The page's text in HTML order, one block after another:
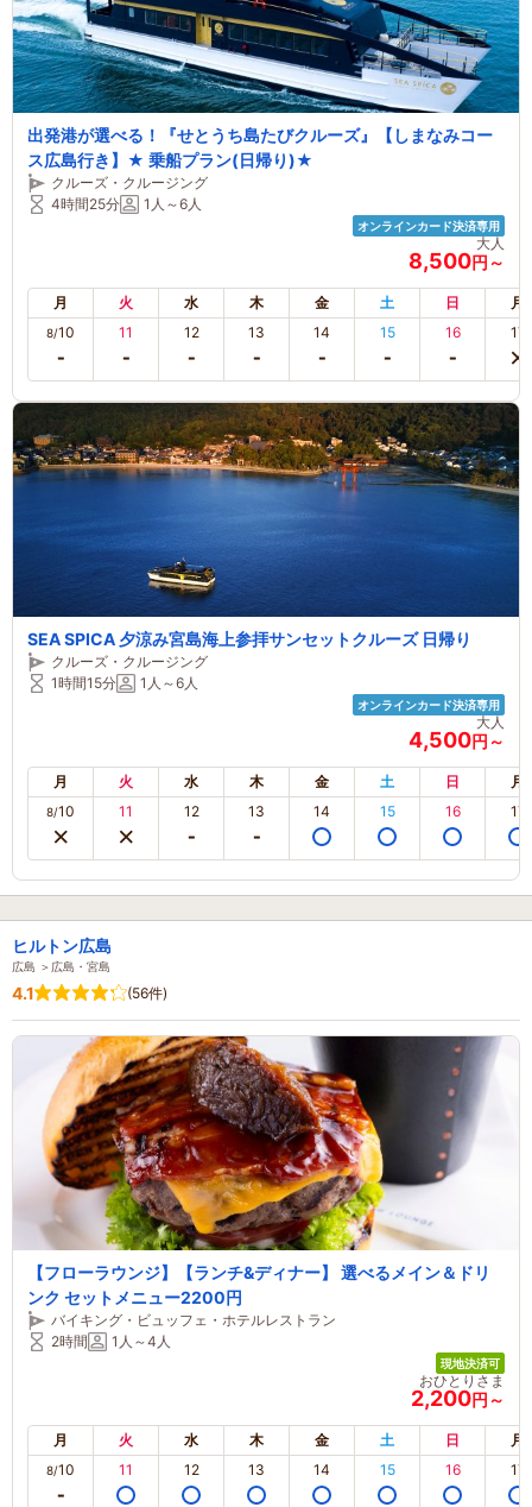
出発港が選べる！『せとうち島たびクルーズ』【しまなみコー
ス広島行き】★ 乗船プラン(日帰り)★
クルーズ・クルージング
4時間25分
1人～6人
オンラインカード決済専用
大人
8,500円～
月 火 水 木 金 土 日 月
8/10 11 12 13 14 15 16 17
SEA SPICA 夕涼み宮島海上参拝サンセットクルーズ 日帰り
クルーズ・クルージング
1時間15分
1人～6人
オンラインカード決済専用
大人
4,500円～
月 火 水 木 金 土 日 月
8/10 11 12 13 14 15 16 17
ヒルトン広島
広島 ＞広島・宮島
4.1 (56件)
【フローラウンジ】【ランチ&ディナー】 選べるメイン＆ドリ
ンク セットメニュー2200円
バイキング・ビュッフェ・ホテルレストラン
2時間
1人～4人
現地決済可
おひとりさま
2,200円～
月 火 水 木 金 土 日 月
8/10 11 12 13 14 15 16 17